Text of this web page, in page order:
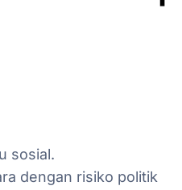
sosial.
dengan risiko politik